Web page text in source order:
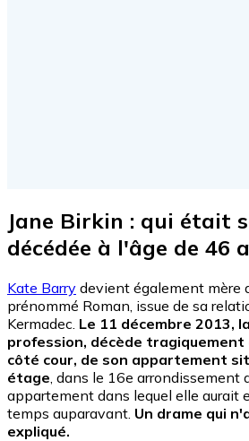
Jane Birkin : qui était
décédée à l'âge de 46
Kate Barry devient également mère
prénommé Roman, issue de sa
Kermadec. Le 11 décembre 2013,
profession, décède tragiquement
côté cour, de son appartement
étage , dans le 16e arrondissement
appartement dans lequel elle aurait
temps auparavant. Un drame qui
expliqué.